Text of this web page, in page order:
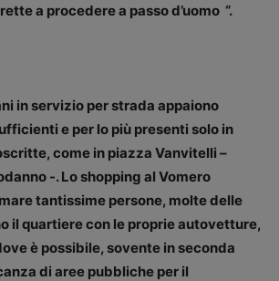
a procedere a passo d’uomo “.
servizio per strada appaiono
e per lo più presenti solo in
come in piazza Vanvitelli –
-. Lo shopping al Vomero
tantissime persone, molte delle
il quartiere con le proprie autovetture,
è possibile, sovente in seconda
di aree pubbliche per il